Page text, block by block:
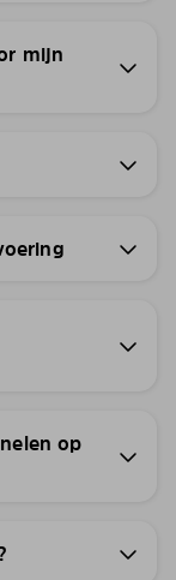
mijn
op